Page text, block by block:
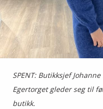
SPENT: Butikksjef
Egertorget gleder seg til
butikk.